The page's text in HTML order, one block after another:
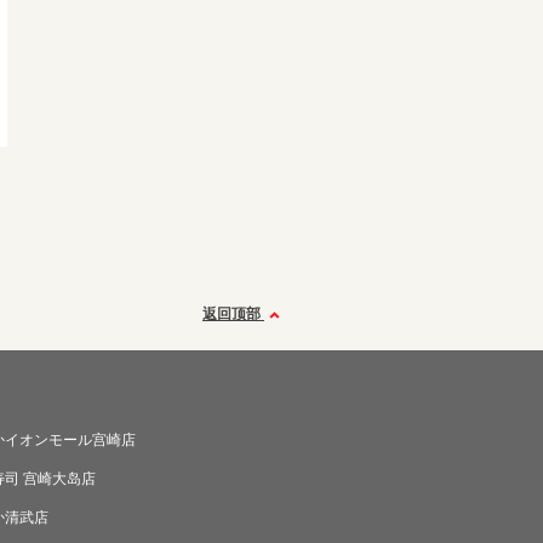
返回顶部
イオンモール宫崎店
司 宫崎大岛店
清武店